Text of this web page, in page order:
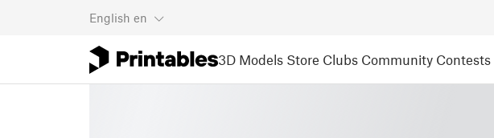
English en
3D Models Store Clubs Community Contests